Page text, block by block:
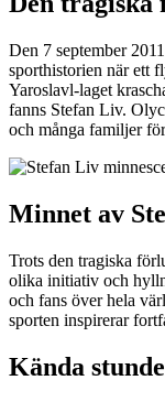
Den 7 september
sporthistorien när ett
Yaroslavl-laget
fanns Stefan Liv.
och många familjer
Minnet av
Trots den tragiska
olika initiativ och
och fans över hela
sporten inspirerar
Kända